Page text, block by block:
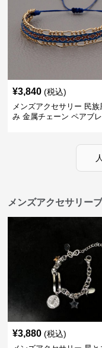
¥3,840 (税込)
メンズアクセサリー 民族
み 金属チェーン ペアブ
メンズアクセサリー
¥3,880 (税込)